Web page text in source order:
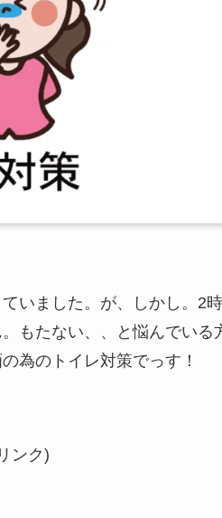
いました。が、しかし。2
もたない、、と悩んでいる
為のトイレ対策でっす！
ンク)